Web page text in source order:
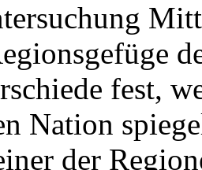
fest,
Nation
der